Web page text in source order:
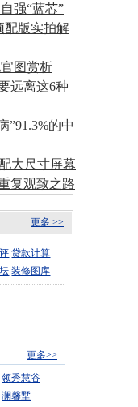
强“蓝芯”
配版实拍解
图赏析
远离这6种
”91.3%的中
大尺寸屏幕
复观致之路
更多 >>
贷款计算
装修图库
更多>>
领秀慧谷
澜馨墅